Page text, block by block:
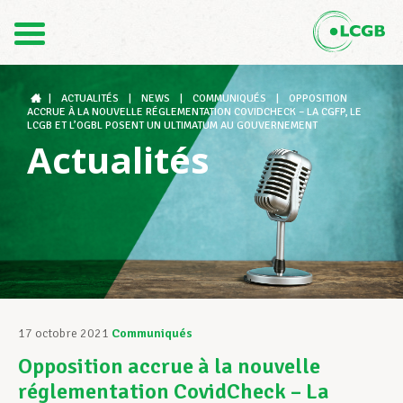
DE
Le LCGB
Structures syndicales
Assistance au Travail
Vos droits
ACTUALITÉS NEWS COMMUNIQUÉS
OPPOSITION
ACCRUE À LA NOUVELLE RÉGLEMENTATION COVIDCHECK – LA CGFP, LE
LCGB ET L’OGBL POSENT UN ULTIMATUM AU GOUVERNEMENT
Actualités
17 octobre 2021 Communiqués
Opposition accrue à la nouvelle
réglementation CovidCheck – La